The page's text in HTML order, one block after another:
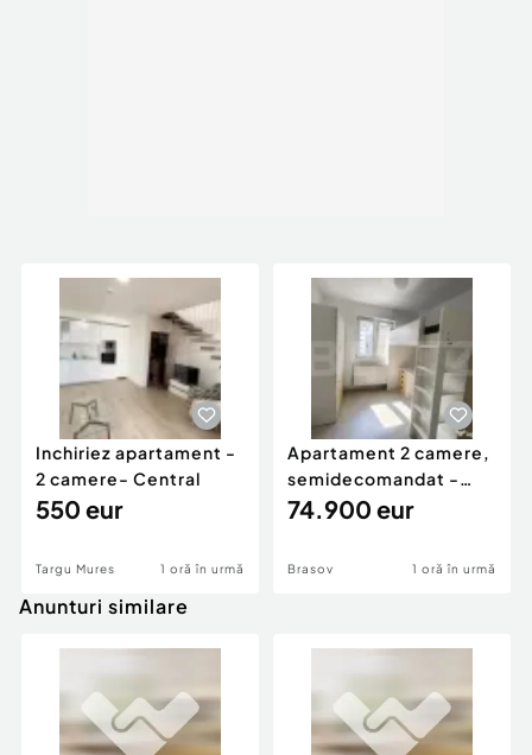
Inchiriez apartament -
2 camere- Central
550 eur
Targu Mures 1 oră în urmă
Apartament 2 camere,
semidecomandat -
Florilor
74.900 eur
Brasov 1 oră în urmă
Anunturi similare